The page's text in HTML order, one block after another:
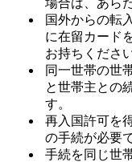
場合は、あら
国外からの転
に在留カード
お持ちください
同一世帯の世
と世帯主との
す。
再入国許可を
の手続が必要
手続を同じ世